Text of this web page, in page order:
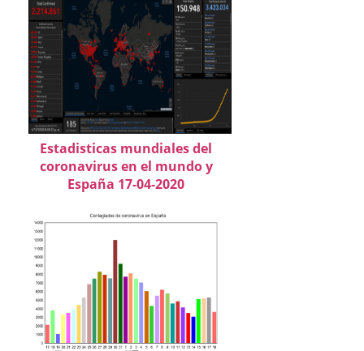
Estadisticas mundiales del
coronavirus en el mundo y
España 17-04-2020